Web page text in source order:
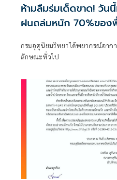
ห้ามลืมร่มเด็ดขาด! วัน
ฝนถล่มหนัก 70%ของ
กรมอุตุนิยมวิทยาได้พยากรณ์อากา
ลักษณะทั่วไป